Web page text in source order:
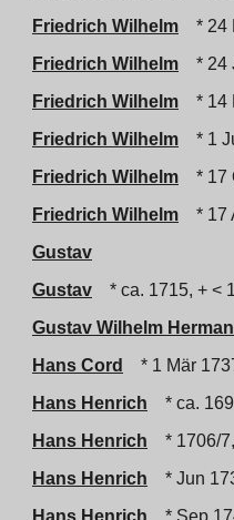
Friedrich Wilhelm
* 24
Friedrich Wilhelm
* 24
Friedrich Wilhelm
* 14
Friedrich Wilhelm
* 1
Friedrich Wilhelm
* 17
Friedrich Wilhelm
* 17
Gustav
Gustav
* ca. 1715, + <
Gustav Wilhelm
Hans Cord
* 1 Mär
Hans Henrich
* ca.
Hans Henrich
* 1706/
Hans Henrich
* Jun
Hans Henrich
* Sep